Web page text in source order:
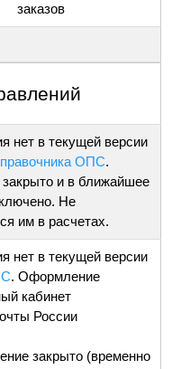
заказов
нет в текущей версии
ОПС.
и в ближайшее
Не
им в расчетах.
нет в текущей версии
. Оформление
кабинет
России
закрыто (временно